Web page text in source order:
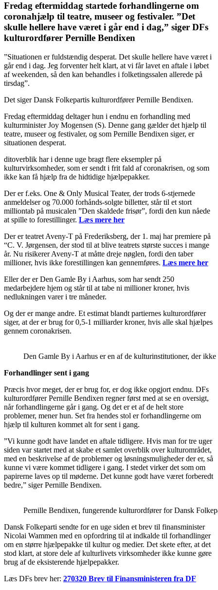
Fredag eftermiddag startede forhandlingerne om
coronahjælp til teatre, museer og festivaler. ”Det
skulle hellere have været i går end i dag,” siger DFs
kulturordfører Pernille Bendixen
”Situationen er fuldstændig desperat. Det skulle hellere have været i
går end i dag. Jeg forventer helt klart, at vi får lavet en aftale i løbet
af weekenden, så den kan behandles i folketingssalen allerede på
tirsdag”.
Det siger Dansk Folkepartis kulturordfører Pernille Bendixen.
Fredag eftermiddag deltager hun i endnu en forhandling med
kulturminister Joy Mogensen (S). Denne gang gælder det hjælp til
teatre, museer og festivaler, og som Pernille Bendixen siger, er
situationen desperat.
ditoverblik har i denne uge bragt flere eksempler på
kulturvirksomheder, som er sendt i frit fald af coronakrisen, og som
ikke kan få hjælp fra de hidtidige hjælpepakker.
Der er f.eks. One & Only Musical Teater, der trods 6-stjernede
anmeldelser og 70.000 forhånds-solgte billetter, står til et stort
milliontab på musicalen ”Den skaldede frisør”, fordi den kun nåede
at spille to forestillinger. Læs mere her
Der er teatret Aveny-T på Frederiksberg, der 1. maj har premiere på
“C. V. Jørgensen, der stod til at blive teatrets største succes i mange
år. Nu risikerer Aveny-T at måtte dreje nøglen, fordi den taber
millioner, hvis ikke forestillingen kan gennemføres. Læs mere her
Eller der er Den Gamle By i Aarhus, som har sendt 250
medarbejdere hjem og står til at tabe ni millioner kroner, hvis
nedlukningen varer i tre måneder.
Og der er mange andre. Et estimat blandt partiernes kulturordfører
siger, at der er brug for 0,5-1 milliarder kroner, hvis alle skal hjælpes
gennem coronakrisen.
Den Gamle By i Aarhus er en af de kulturinstitutioner, der
Forhandlinger sent i gang
Præcis hvor meget, der er brug for, er dog ikke opgjort endnu. DFs
kulturordfører Pernille Bendixen regner først med at se en oversigt,
når forhandlingerne går i gang. Og det er et af de helt store
problemer, mener hun. Set fra hendes stol er forhandlingerne om
hjælp til kulturen kommet alt for sent i gang.
”Vi kunne godt have landet en aftale tidligere. Hvis man for tre uger
siden var startet med at skabe et samlet overblik over kulturområdet,
med en beskrivelse af de problemer og løsningsmuligheder der er, så
kunne vi være kommet tidligere i gang. I stedet virker det som om
papirerne laves op til møderne. Det kunne godt have været forberedt
bedre,” siger Pernille Bendixen.
Pernille Bendixen, fungerende kulturordfører for Dansk
Dansk Folkeparti sendte for en uge siden et brev til finansminister
Nicolai Wammen med en opfordring til at indkalde til forhandlinger
om en større hjælpepakke til kultur og medier. Det skete efter, at det
stod klart, at store dele af kulturlivets virksomheder ikke kunne gøre
brug af de eksisterende hjælpepakker.
Læs DFs brev her: 270320 Brev til Finansministeren fra DF